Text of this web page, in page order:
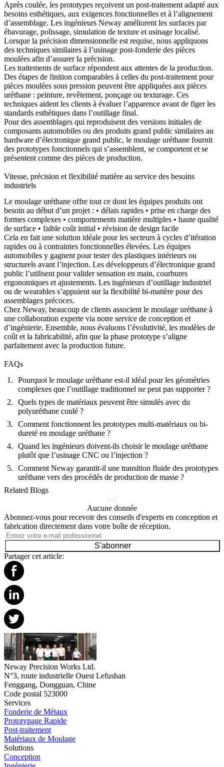
Après coulée, les prototypes reçoivent un post-traitement adapté aux
besoins esthétiques, aux exigences fonctionnelles et à l’alignement
d’assemblage. Les ingénieurs Neway améliorent les surfaces par
ébavurage, polissage, simulation de texture et usinage localisé.
Lorsque la précision dimensionnelle est requise, nous appliquons
des techniques similaires à l’usinage post-fonderie des pièces
moulées afin d’assurer la précision.
Les traitements de surface répondent aux attentes de la production.
Des étapes de finition comparables à celles du post-traitement pour
pièces moulées sous pression peuvent être appliquées aux pièces
uréthane : peinture, revêtement, ponçage ou texturage. Ces
techniques aident les clients à évaluer l’apparence avant de figer les
standards esthétiques dans l’outillage final.
Pour des assemblages qui reproduisent des versions initiales de
composants automobiles ou des produits grand public similaires au
hardware d’électronique grand public, le moulage uréthane fournit
des prototypes fonctionnels qui s’assemblent, se comportent et se
présentent comme des pièces de production.
Vitesse, précision et flexibilité matière au service des besoins
industriels
Le moulage uréthane offre tout ce dont les équipes produits ont
besoin au début d’un projet : • délais rapides • prise en charge des
formes complexes • comportements matière multiples • haute qualité
de surface • faible coût initial • révision de design facile
Cela en fait une solution idéale pour les secteurs à cycles d’itération
rapides ou à contraintes fonctionnelles élevées. Les équipes
automobiles y gagnent pour tester des plastiques intérieurs ou
structurels avant l’injection. Les développeurs d’électronique grand
public l’utilisent pour valider sensation en main, courbures
ergonomiques et ajustements. Les ingénieurs d’outillage industriel
ou de wearables s’appuient sur la flexibilité bi-matière pour des
assemblages précoces.
Chez Neway, beaucoup de clients associent le moulage uréthane à
une collaboration experte via notre service de conception et
d’ingénierie. Ensemble, nous évaluons l’évolutivité, les modèles de
coût et la fabricabilité, afin que la phase prototype s’aligne
parfaitement avec la production future.
FAQs
Pourquoi le moulage uréthane est-il idéal pour les géométries
complexes que l’outillage traditionnel ne peut pas supporter ?
Quels types de matériaux peuvent être simulés avec du
polyuréthane coulé ?
Comment fonctionnent les prototypes multi-matériaux ou bi-
dureté en moulage uréthane ?
Quand les ingénieurs doivent-ils choisir le moulage uréthane
plutôt que l’usinage CNC ou l’injection ?
Comment Neway garantit-il une transition fluide des prototypes
uréthane vers des procédés de production de masse ?
Related Blogs
Aucune donnée
Abonnez-vous pour recevoir des conseils d'experts en conception et
fabrication directement dans votre boîte de réception.
S'abonner
Partager cet article:
Neway Precision Works Ltd.
N°3, route industrielle Ouest Lefushan
Fenggang, Dongguan, Chine
Code postal 523000
Services
Fonderie de Métaux
Prototypage Rapide
Post-traitement
Matériaux de Moulage
Solutions
Conception